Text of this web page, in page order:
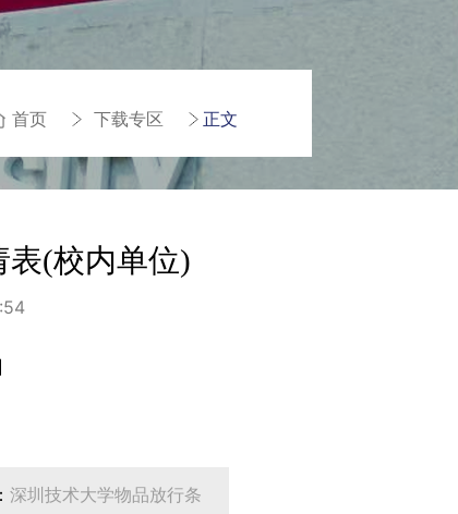
首页 下载专区 正文
表(校内单位)
深圳技术大学物品放行条